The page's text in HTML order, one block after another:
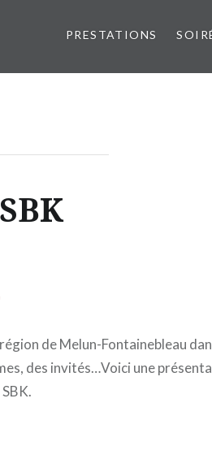
PRESTATIONS
de Melun-Fontainebleau
des invités…Voici une